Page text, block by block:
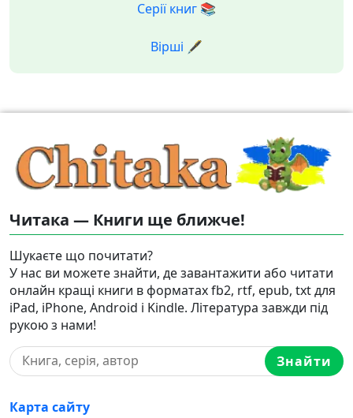
Серії книг 📚
Вірші 🖋️
Читака — Книги ще ближче!
Шукаєте що почитати?
У нас ви можете знайти, де завантажити або читати
онлайн кращі книги в форматах fb2, rtf, epub, txt для
iPad, iPhone, Android і Kindle. Література завжди під
рукою з нами!
Знайти
Карта сайту